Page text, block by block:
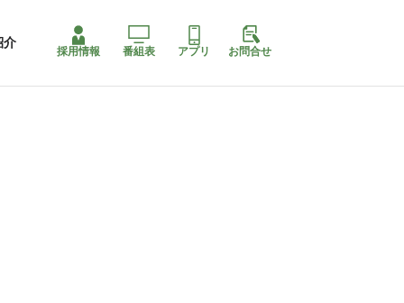
介
採用情報 番組表 アプリ お問合せ